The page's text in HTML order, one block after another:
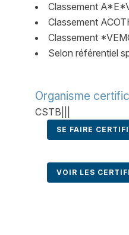
Classement
Classement
Classement
Selon référentiel
Organisme
CSTB|||
SE FAIRE
VOIR LES